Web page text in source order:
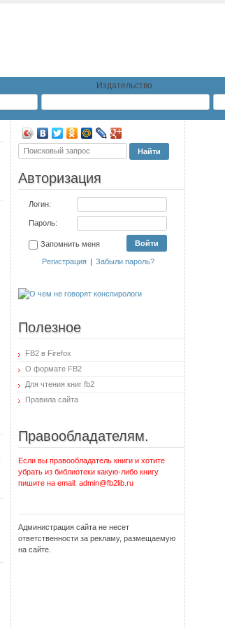
Издательство
Авторизация
Логин:
Пароль:
Запомнить меня
Регистрация | Забыли пароль?
Полезное
FB2 в Firefox
О формате FB2
Для чтения книг fb2
Правила сайта
Правообладателям.
Если вы правообладатель книги и хотите
убрать из библиотеки какую-либо книгу
пишите на email: admin@fb2lib.ru
Администрация сайта не несет
ответственности за рекламу, размещаемую
на сайте.